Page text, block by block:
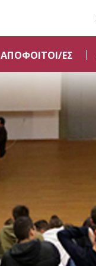
ΑΠΟΦΟΙΤΟΙ/ΕΣ